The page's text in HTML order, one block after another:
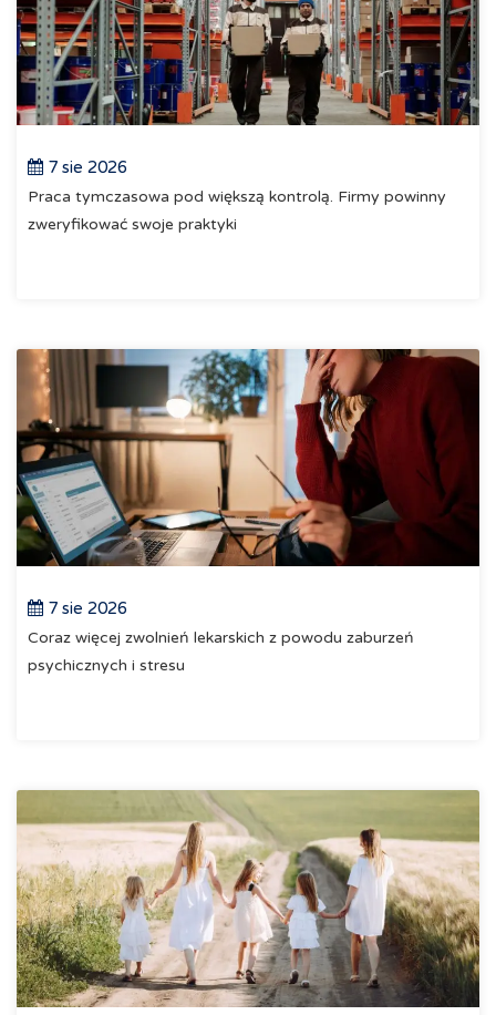
7 sie 2026
Praca tymczasowa pod większą kontrolą. Firmy powinny
zweryfikować swoje praktyki
7 sie 2026
Coraz więcej zwolnień lekarskich z powodu zaburzeń
psychicznych i stresu